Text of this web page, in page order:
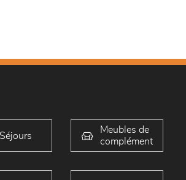
Séjours
Meubles de
complément